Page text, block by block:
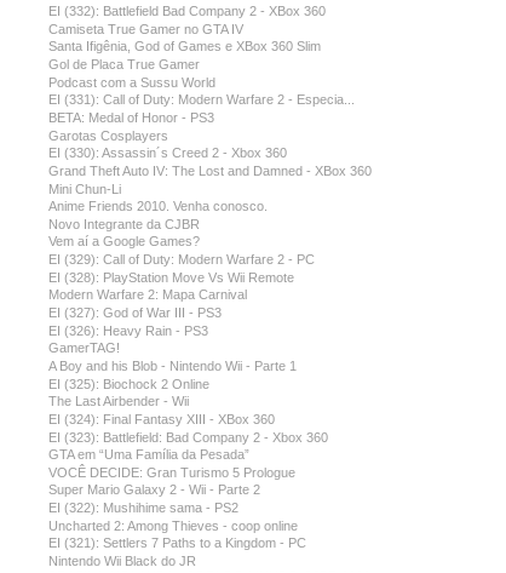
EI (332): Battlefield Bad Company 2 - XBox 360
Camiseta True Gamer no GTA IV
Santa Ifigênia, God of Games e XBox 360 Slim
Gol de Placa True Gamer
Podcast com a Sussu World
EI (331): Call of Duty: Modern Warfare 2 - Especia...
BETA: Medal of Honor - PS3
Garotas Cosplayers
EI (330): Assassin´s Creed 2 - Xbox 360
Grand Theft Auto IV: The Lost and Damned - XBox 360
Mini Chun-Li
Anime Friends 2010. Venha conosco.
Novo Integrante da CJBR
Vem aí a Google Games?
EI (329): Call of Duty: Modern Warfare 2 - PC
EI (328): PlayStation Move Vs Wii Remote
Modern Warfare 2: Mapa Carnival
EI (327): God of War III - PS3
EI (326): Heavy Rain - PS3
GamerTAG!
A Boy and his Blob - Nintendo Wii - Parte 1
EI (325): Biochock 2 Online
The Last Airbender - Wii
EI (324): Final Fantasy XIII - XBox 360
EI (323): Battlefield: Bad Company 2 - Xbox 360
GTA em “Uma Família da Pesada”
VOCÊ DECIDE: Gran Turismo 5 Prologue
Super Mario Galaxy 2 - Wii - Parte 2
EI (322): Mushihime sama - PS2
Uncharted 2: Among Thieves - coop online
EI (321): Settlers 7 Paths to a Kingdom - PC
Nintendo Wii Black do JR